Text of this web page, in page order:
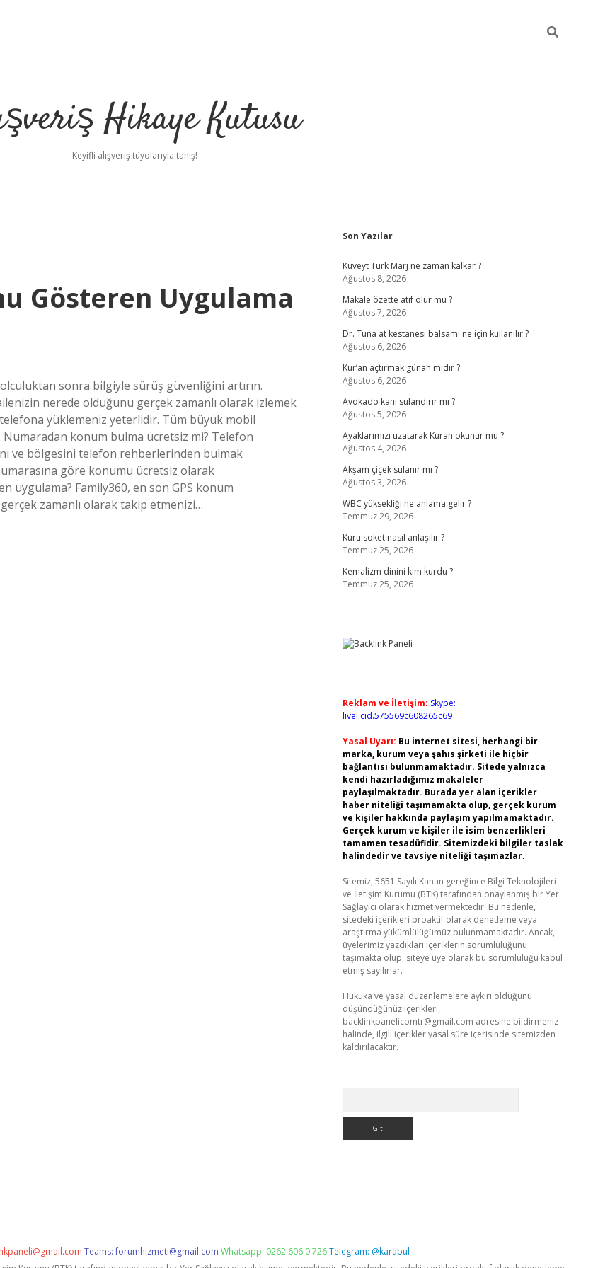
Hikaye Kutusu
Keyifli alışveriş tüyolarıyla tanış!
Gösteren Uygulama
sonra bilgiyle sürüş güvenliğini artırın.
nerede olduğunu gerçek zamanlı olarak izlemek
yüklemeniz yeterlidir. Tüm büyük mobil
konum bulma ücretsiz mi? Telefon
ve bölgesini telefon rehberlerinden bulmak
göre konumu ücretsiz olarak
Family360, en son GPS konum
zamanlı olarak takip etmenizi…
Sidebar
Son Yazılar
Kuveyt Türk Marj ne zaman kalkar ?
Ağustos 8, 2026
Makale özette atıf olur mu ?
Ağustos 7, 2026
Dr. Tuna at kestanesi balsamı ne için kullanılır ?
Ağustos 6, 2026
Kur’an açtırmak günah mıdır ?
Ağustos 6, 2026
Avokado kanı sulandırır mı ?
Ağustos 5, 2026
Ayaklarımızı uzatarak Kuran okunur mu ?
Ağustos 4, 2026
Akşam çiçek sulanır mı ?
Ağustos 3, 2026
WBC yüksekliği ne anlama gelir ?
Temmuz 29, 2026
Kuru soket nasıl anlaşılır ?
Temmuz 25, 2026
Kemalizm dinini kim kurdu ?
Temmuz 25, 2026
Reklam ve İletişim: Skype:
live:.cid.575569c608265c69
Yasal Uyarı: Bu internet sitesi, herhangi bir
marka, kurum veya şahıs şirketi ile hiçbir
bağlantısı bulunmamaktadır. Sitede yalnızca
kendi hazırladığımız makaleler
paylaşılmaktadır. Burada yer alan içerikler
haber niteliği taşımamakta olup, gerçek kurum
ve kişiler hakkında paylaşım yapılmamaktadır.
Gerçek kurum ve kişiler ile isim benzerlikleri
tamamen tesadüfidir. Sitemizdeki bilgiler taslak
halindedir ve tavsiye niteliği taşımazlar.
Sitemiz, 5651 Sayılı Kanun gereğince Bilgi Teknolojileri
ve İletişim Kurumu (BTK) tarafından onaylanmış bir Yer
Sağlayıcı olarak hizmet vermektedir. Bu nedenle,
sitedeki içerikleri proaktif olarak denetleme veya
araştırma yükümlülüğümüz bulunmamaktadır. Ancak,
üyelerimiz yazdıkları içeriklerin sorumluluğunu
taşımakta olup, siteye üye olarak bu sorumluluğu kabul
etmiş sayılırlar.
Hukuka ve yasal düzenlemelere aykırı olduğunu
düşündüğünüz içerikleri,
backlinkpanelicomtr@gmail.com adresine bildirmeniz
halinde, ilgili içerikler yasal süre içerisinde sitemizden
kaldırılacaktır.
Teams:forumhizmeti@gmail.com Whatsapp: 0262 606 0 726Telegram: @karabul